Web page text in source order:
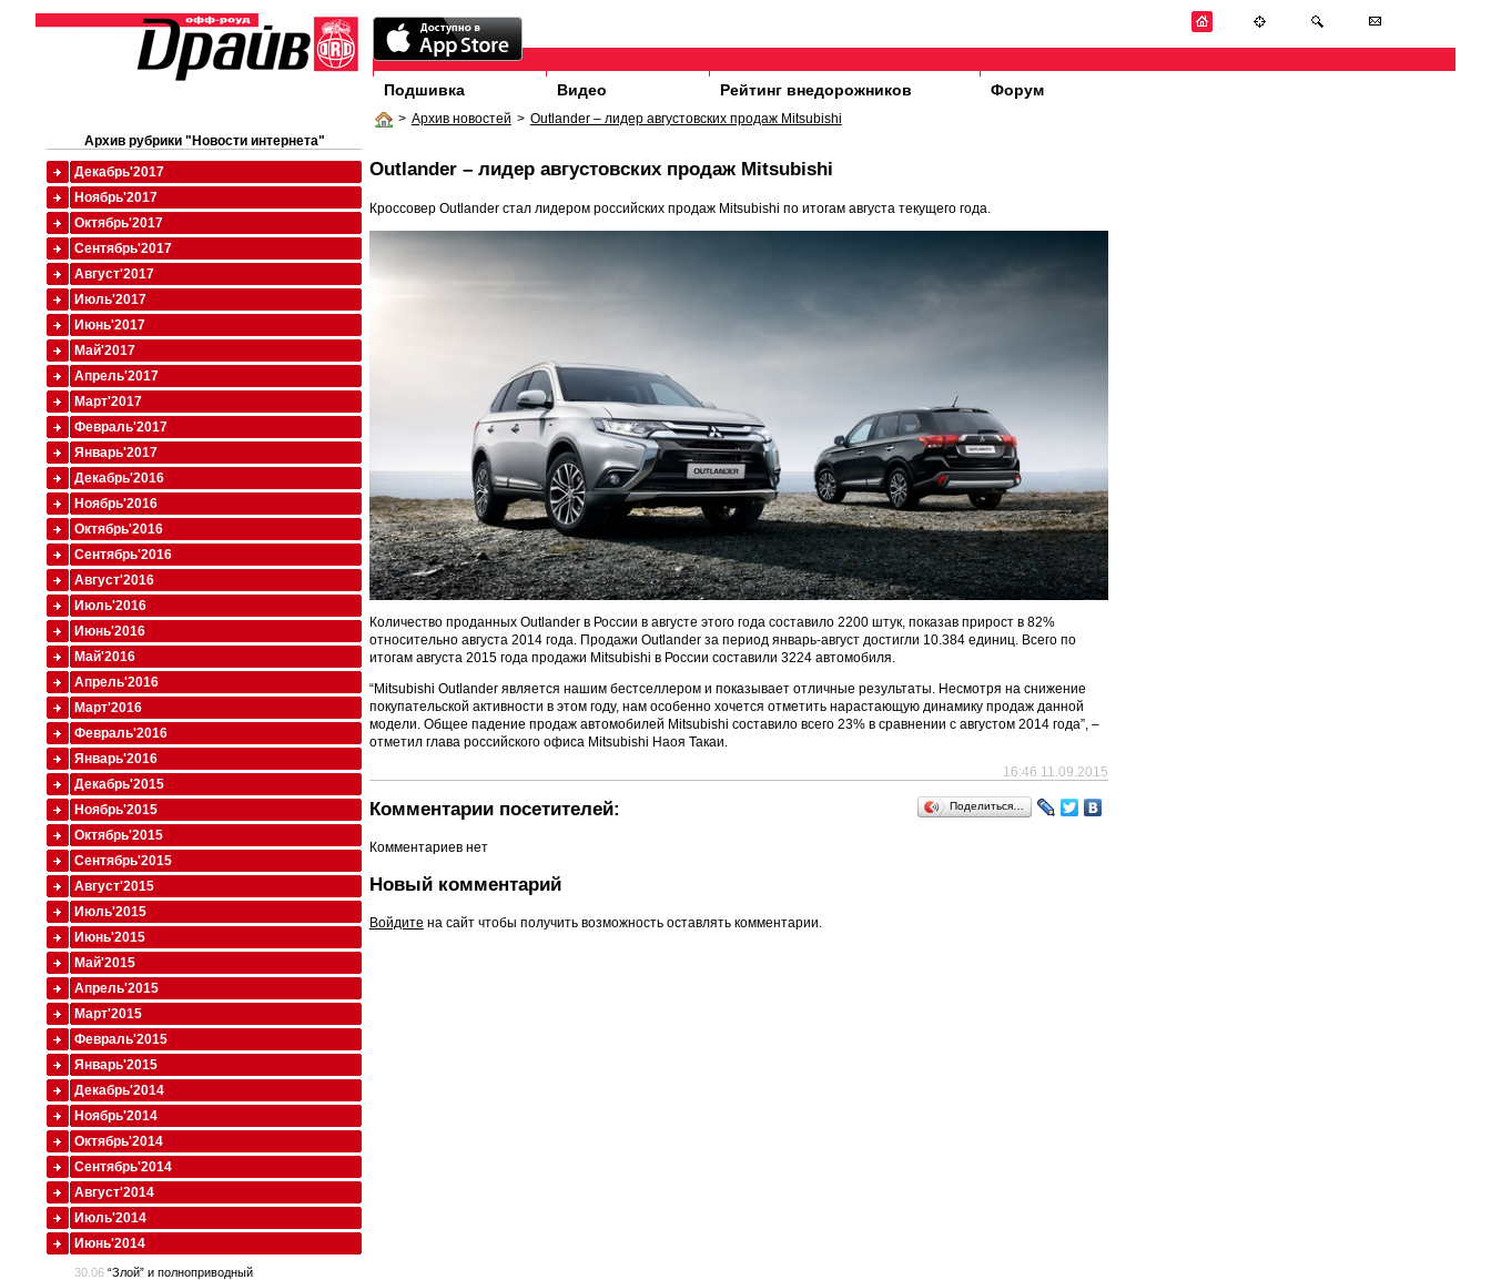
Подшивка Видео Рейтинг внедорожников Форум
> Архив новостей > Outlander – лидер августовских продаж Mitsubishi
Outlander – лидер августовских продаж Mitsubishi
Кроссовер Outlander стал лидером российских продаж Mitsubishi по итогам августа текущего года.
Количество проданных Outlander в России в августе этого года составило 2200 штук, показав прирост в 82%
относительно августа 2014 года. Продажи Outlander за период январь-август достигли 10.384 единиц. Всего по
итогам августа 2015 года продажи Mitsubishi в России составили 3224 автомобиля.
“Mitsubishi Outlander является нашим бестселлером и показывает отличные результаты. Несмотря на снижение
покупательской активности в этом году, нам особенно хочется отметить нарастающую динамику продаж данной
модели. Общее падение продаж автомобилей Mitsubishi составило всего 23% в сравнении с августом 2014 года”, –
отметил глава российского офиса Mitsubishi Наоя Такаи.
16:46 11.09.2015
Поделиться…
Комментарии посетителей:
Комментариев нет
Новый комментарий
Войдите на сайт чтобы получить возможность оставлять комментарии.
Архив рубрики "Новости интернета"
Декабрь'2017
Ноябрь'2017
Октябрь'2017
Сентябрь'2017
Август'2017
Июль'2017
Июнь'2017
Май'2017
Апрель'2017
Март'2017
Февраль'2017
Январь'2017
Декабрь'2016
Ноябрь'2016
Октябрь'2016
Сентябрь'2016
Август'2016
Июль'2016
Июнь'2016
Май'2016
Апрель'2016
Март'2016
Февраль'2016
Январь'2016
Декабрь'2015
Ноябрь'2015
Октябрь'2015
Сентябрь'2015
Август'2015
Июль'2015
Июнь'2015
Май'2015
Апрель'2015
Март'2015
Февраль'2015
Январь'2015
Декабрь'2014
Ноябрь'2014
Октябрь'2014
Сентябрь'2014
Август'2014
Июль'2014
Июнь'2014
30.06 “Злой” и полноприводный